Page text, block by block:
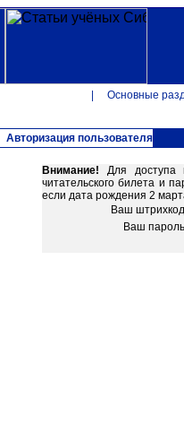
Основные
Авторизация пользователя
Внимание! Для доступа
читательского билета и
если дата рождения 2
Ваш
Ваш